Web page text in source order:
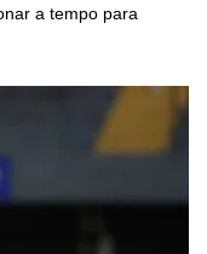
a tempo para